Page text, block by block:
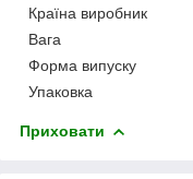
Країна виробник
Вага
Форма випуску
Упаковка
Приховати